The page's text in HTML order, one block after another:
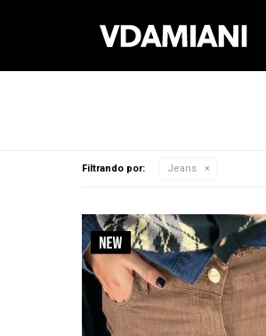
Filtrando por: Jeans